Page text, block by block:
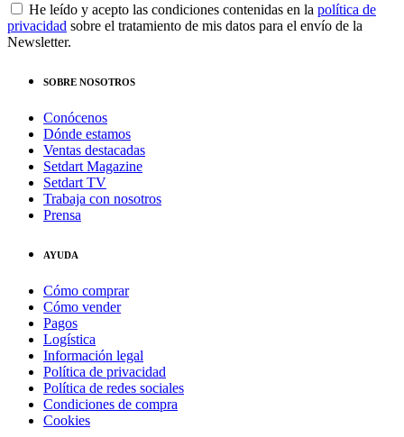
He leído y acepto las condiciones contenidas en la política de
privacidad sobre el tratamiento de mis datos para el envío de la
Newsletter.
SOBRE NOSOTROS
Conócenos
Dónde estamos
Ventas destacadas
Setdart Magazine
Setdart TV
Trabaja con nosotros
Prensa
AYUDA
Cómo comprar
Cómo vender
Pagos
Logística
Información legal
Política de privacidad
Política de redes sociales
Condiciones de compra
Cookies